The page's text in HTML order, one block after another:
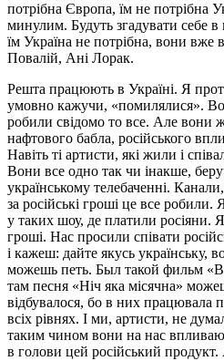
потрібна Європа, їм не потрібна
минулим. Будуть згадувати себе
їм Україна не потрібна, вони вже
Повалій, Ані Лорак.
Решта працюють в Україні. Я
умовно кажучи, «помилялися».
робили свідомо то все. Але вони
нафтового бабла, російського
Навіть ті артисти, які жили і
Вони все одно так чи інакше,
українському телебаченні.
за російські гроші це все
у таких шоу, де платили росіяни.
гроші. Нас просили співати
і кажеш: дайте якусь українську,
можешь петь. Был такой фильм
там песня «Ніч яка місячна»
відбувалося, бо в них працювала
всіх рівнях. І ми, артисти, не
таким чином вони на нас
в голови цей російський